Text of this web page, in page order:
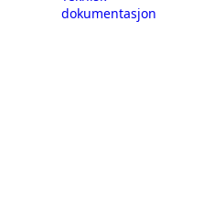
dokumentasjon